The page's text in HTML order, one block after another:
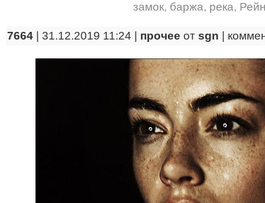
замок, баржа, река,
7664 | 31.12.2019 11:24 | прочее от sgn